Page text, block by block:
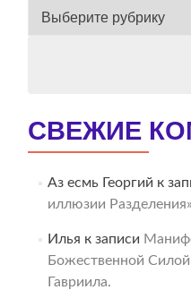
ВЕСЬ
СВЕЖИЕ
Аз есмь Георгий к
иллюзии
Илья к записи
Божественной
Гавриила.